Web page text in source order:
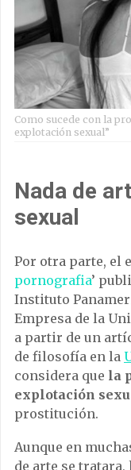
Como sucede con la
explotación sexual”
Nada de
sexual
Por otra parte, el
pornografia’
Instituto
Empresa de la
a partir de un
de filosofía en la
considera que la
explotación
prostitución.
Aunque en
de arte se